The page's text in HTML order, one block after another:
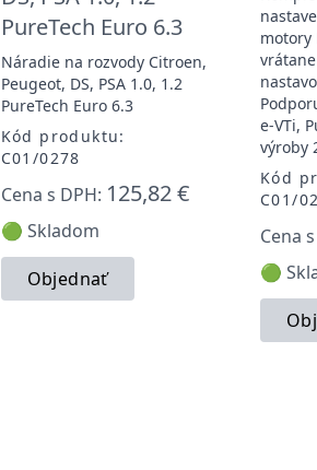
PureTech Euro 6.3
Náradie na rozvody Citroen,
Peugeot, DS, PSA 1.0, 1.2
PureTech Euro 6.3
Kód produktu:
C01/0278
Cena s DPH: 125,82 €
🟢 Skladom
Objednať
motory
e-VTi,
výroby
Kód
C01/
Cena
🟢